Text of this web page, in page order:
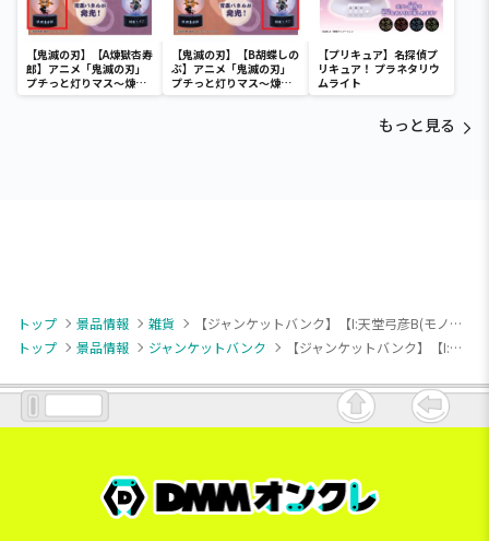
【鬼滅の刃】【A煉獄杏寿
郎】アニメ「鬼滅の刃」
プチっと灯りマス～煉獄
杏寿郎・胡蝶しのぶ～
【鬼滅の刃】【B胡蝶しの
ぶ】アニメ「鬼滅の刃」
プチっと灯りマス～煉獄
杏寿郎・胡蝶しのぶ～
【プリキュア】名探偵プ
リキュア！ プラネタリウ
ムライト
もっと見る
トップ 景品情報 雑貨
【ジャンケットバンク】【I:天堂弓彦B(モノクロ)】ジャンケットバンク アクリルヘアゴム
トップ
景品情報 ジャンケットバンク 【ジャンケットバンク】【I:天堂弓彦B(モノクロ)】ジャンケットバンク アクリルヘアゴム